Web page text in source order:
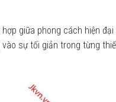
hợp giữa phong cách hiện
sự tối giản trong từng